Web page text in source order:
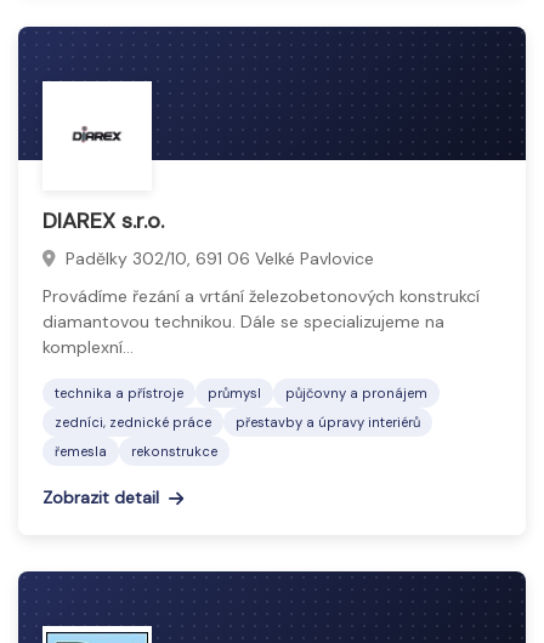
DIAREX s.r.o.
Padělky 302/10, 691 06 Velké Pavlovice
Provádíme řezání a vrtání železobetonových konstrukcí
diamantovou technikou. Dále se specializujeme na
komplexní…
technika a přístroje průmysl
půjčovny a pronájem
zedníci, zednické práce
přestavby a úpravy interiérů
řemesla
rekonstrukce
Zobrazit detail